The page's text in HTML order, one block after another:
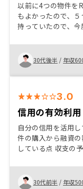
以前に4つの物件を
もよかったので、
持っていたので、
で、購入しました
うか検討していた
いたので、購入し
30代後半 / 年収
3.0
信用の有効利用
自分の信用を活用
件の購入から融資
している点 収支の
投資である点 契約
完結できる点
30代前半 / 年収